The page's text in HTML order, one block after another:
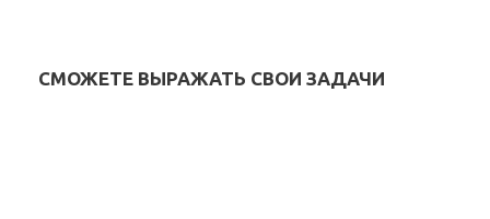
СМОЖЕТЕ ВЫРАЖАТЬ СВОИ ЗАДАЧИ